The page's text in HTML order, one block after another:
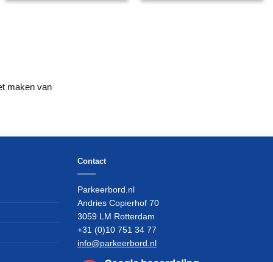
maken van
Contact
Parkeerbord.nl
Andries Copierhof 70
3059 LM Rotterdam
+31 (0)10 751 34 77
info@parkeerbord.nl